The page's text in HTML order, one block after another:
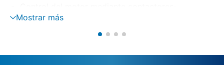
inversores o tiristores (opción)
Vigilancia de fase con corrección automática de
Alimentación externa de 24 V DC (opción)
Mostrar más